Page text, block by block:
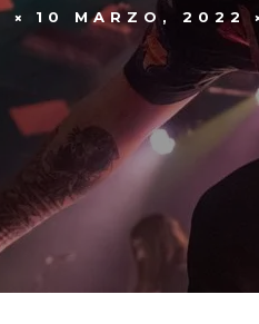
10 MARZO, 2022